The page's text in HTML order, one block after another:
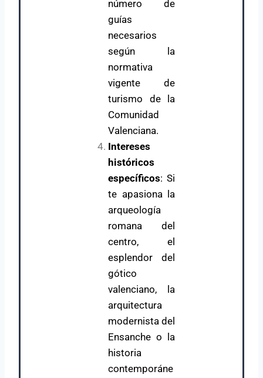
número de
guías
necesarios
según la
normativa
vigente de
turismo de la
Comunidad
Valenciana.
Intereses
históricos
específicos: Si
te apasiona la
arqueología
romana del
centro, el
esplendor del
gótico
valenciano, la
arquitectura
modernista del
Ensanche o la
historia
contemporáne